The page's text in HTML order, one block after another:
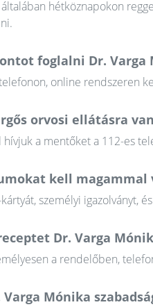
hétköznapokon
foglalni Dr. Varga
online rendszeren
orvosi ellátásra
a mentőket a 112-es
kell magammal
kártyát, személyi igazolványt,
Dr. Varga
a rendelőben,
Mónika